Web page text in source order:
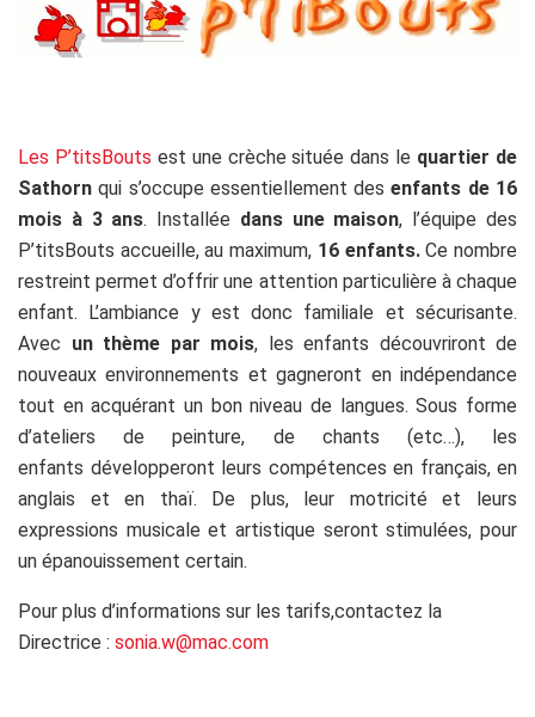
Les P’titsBouts est une crèche située dans le quartier de
Sathornqui s’occupe essentiellement desenfants de 16
mois à 3 ans. Installée dans une maison, l’équipe des
P’titsBouts accueille, au maximum, 16 enfants.Ce nombre
restreint permet d’offrir une attention particulière à chaque
enfant. L’ambiance y est donc familiale et sécurisante.
Avec un thème par mois, les enfants découvriront de
nouveaux environnements et gagneront en indépendance
tout en acquérant un bon niveau de langues. Sous forme
d’ateliers de peinture, de chants (etc…), les
enfants développeront leurs compétences en français, en
anglais et en thaï. De plus, leur motricité et leurs
expressions musicale et artistique seront stimulées, pour
un épanouissement certain.
Pour plus d’informations sur les tarifs,contactez la
Directrice : sonia.w@mac.com